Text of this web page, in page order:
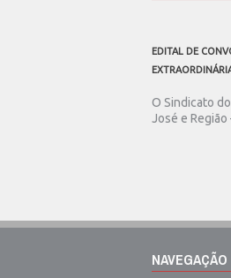
EDITAL DE
O Sindicato
José e